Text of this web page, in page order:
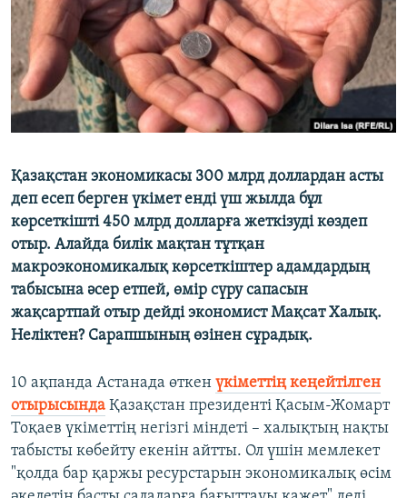
ЖАЗЫЛЫҢЫЗ
Басқа тілдерде
Қазақстан экономикасы 300 млрд доллардан асты
деп есеп берген үкімет енді үш жылда бұл
көрсеткішті 450 млрд долларға жеткізуді көздеп
отыр. Алайда билік мақтан тұтқан
макроэкономикалық көрсеткіштер адамдардың
табысына әсер етпей, өмір сүру сапасын
жақсартпай отыр дейді экономист Мақсат Халық.
Неліктен? Сарапшының өзінен сұрадық.
10 ақпанда Астанада өткен үкіметтің кеңейтілген
отырысында Қазақстан президенті Қасым-Жомарт
Тоқаев үкіметтің негізгі міндеті – халықтың нақты
табысты көбейту екенін айтты. Ол үшін мемлекет
"қолда бар қаржы ресурстарын экономикалық өсім